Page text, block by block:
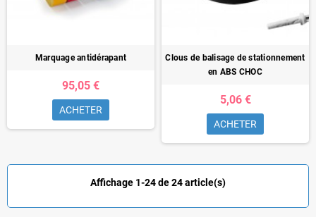
Marquage antidérapant
95,05 €
ACHETER
Clous de balisage de stationnement
en ABS CHOC
5,06 €
ACHETER
Affichage 1-24 de 24 article(s)